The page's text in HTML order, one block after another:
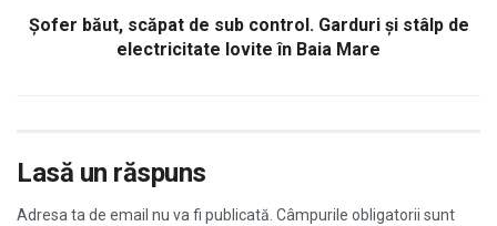
Șofer băut, scăpat de sub control. Garduri și stâlp de
electricitate lovite în Baia Mare
Lasă un răspuns
Adresa ta de email nu va fi publicată. Câmpurile obligatorii sunt